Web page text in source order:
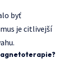
byť
je citlivejší